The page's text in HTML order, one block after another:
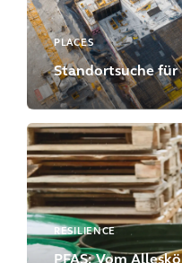
PLACES
Standortsuche für
RESILIENCE